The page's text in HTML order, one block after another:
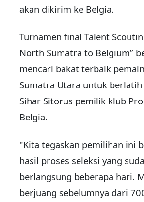
akan dikirim ke Belgia.
Turnamen final Talent
North Sumatra to Belgium”
mencari bakat terbaik
Sumatra Utara untuk
Sihar Sitorus pemilik klub
Belgia.
"Kita tegaskan pemilihan ini
hasil proses seleksi yang
berlangsung beberapa hari.
berjuang sebelumnya dari